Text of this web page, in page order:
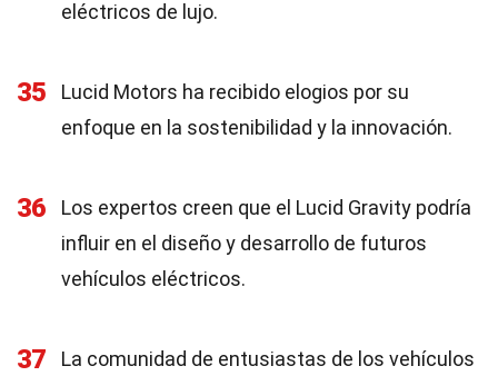
eléctricos de lujo.
35
Lucid Motors ha recibido elogios por su
enfoque en la sostenibilidad y la innovación.
36
Los expertos creen que el Lucid Gravity podría
influir en el diseño y desarrollo de futuros
vehículos eléctricos.
37
La comunidad de entusiastas de los vehículos